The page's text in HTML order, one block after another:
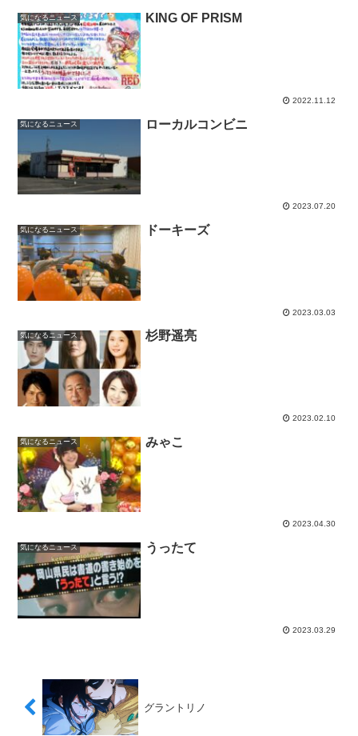
気になるニュース KING OF PRISM
2022.11.12
気になるニュース ローカルコンビニ
2023.07.20
気になるニュース ドーキーズ
2023.03.03
気になるニュース 杉野遥亮
2023.02.10
気になるニュース みゃこ
2023.04.30
気になるニュース うったて
2023.03.29
グラントリノ